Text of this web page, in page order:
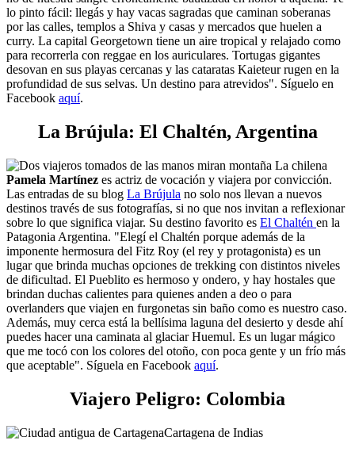
lo pinto fácil: llegás y hay vacas sagradas que caminan soberanas
por las calles, templos a Shiva y casas y mercados que huelen a
curry. La capital Georgetown tiene un aire tropical y relajado como
para recorrerla con reggae en los auriculares. Tortugas gigantes
desovan en sus playas cercanas y las cataratas Kaieteur rugen en la
profundidad de sus selvas. Un destino para atrevidos". Síguelo en
Facebook aquí.
La Brújula: El Chaltén, Argentina
La chilena
Pamela Martínez es actriz de vocación y viajera por convicción.
Las entradas de su blog La Brújula no solo nos llevan a nuevos
destinos través de sus fotografías, si no que nos invitan a reflexionar
sobre lo que significa viajar. Su destino favorito es El Chaltén en la
Patagonia Argentina. "Elegí el Chaltén porque además de la
imponente hermosura del Fitz Roy (el rey y protagonista) es un
lugar que brinda muchas opciones de trekking con distintos niveles
de dificultad. El Pueblito es hermoso y ondero, y hay hostales que
brindan duchas calientes para quienes anden a deo o para
overlanders que viajen en furgonetas sin baño como es nuestro caso.
Además, muy cerca está la bellísima laguna del desierto y desde ahí
puedes hacer una caminata al glaciar Huemul. Es un lugar mágico
que me tocó con los colores del otoño, con poca gente y un frío más
que aceptable". Síguela en Facebook aquí.
Viajero Peligro: Colombia
Cartagena de Indias